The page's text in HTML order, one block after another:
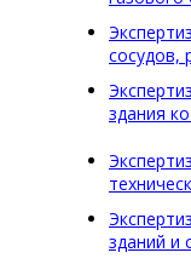
сосудов,
здания
зданий и